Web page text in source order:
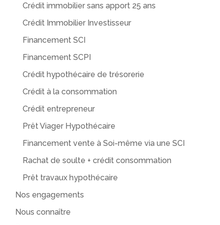
Crédit immobilier sans apport 25 ans
Crédit Immobilier Investisseur
Financement SCI
Financement SCPI
Crédit hypothécaire de trésorerie
Crédit à la consommation
Crédit entrepreneur
Prêt Viager Hypothécaire
Financement vente à Soi-même via une SCI
Rachat de soulte + crédit consommation
Prêt travaux hypothécaire
Nos engagements
Nous connaître